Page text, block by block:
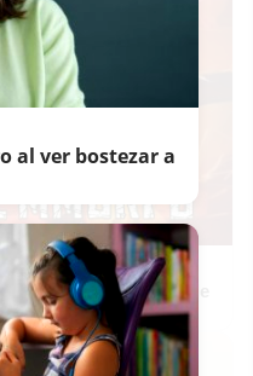
escuela ¡Cómo los de
al ver bostezar a